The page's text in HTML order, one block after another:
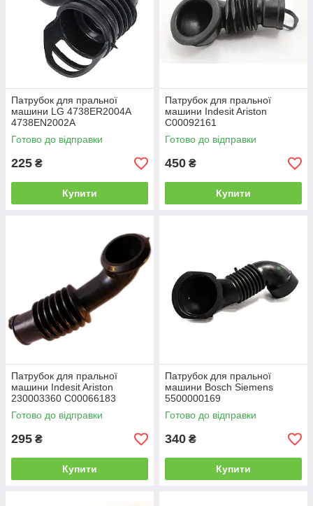
Патрубок для пральної
машини LG 4738ER2004A
4738EN2002A
Готово до відправки
225 ₴
Купити
Патрубок для пральної
машини Indesit Ariston
C00092161
Готово до відправки
450 ₴
Купити
Патрубок для пральної
машини Indesit Ariston
230003360 C00066183
Готово до відправки
295 ₴
Купити
Патрубок для пральної
машини Bosch Siemens
5500000169
Готово до відправки
340 ₴
Купити